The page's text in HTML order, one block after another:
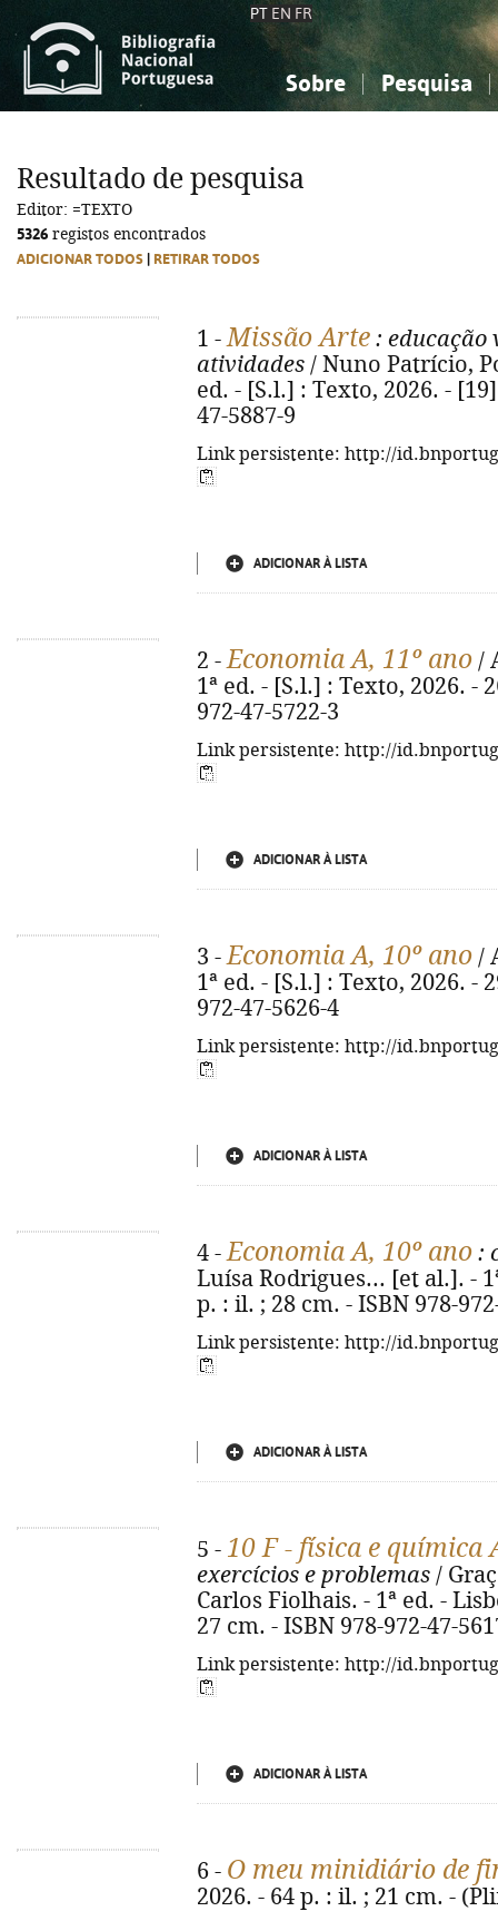
PT EN FR
Sobre Pesquisa
Ciências sociais...
Ciências sociais...
Resultado de pesquisa
Editor: =TEXTO
5326 registos encontrados
ADICIONAR TODOS RETIRAR TODOS
1 -Missão Arte : educação
atividades / Nuno Patrício,
ed. - [S.l.] : Texto, 2026. -
47-5887-9
Link persistente: http://
ADICIONAR À LISTA
2 -Economia A, 11º ano /
1ª ed. - [S.l.] : Texto, 2026. -
972-47-5722-3
Link persistente: http://
ADICIONAR À LISTA
3 -Economia A, 10º ano /
1ª ed. - [S.l.] : Texto, 2026. -
972-47-5626-4
Link persistente: http://
ADICIONAR À LISTA
4 -Economia A, 10º ano :
Luísa Rodrigues... [et al.]. -
p. : il. ; 28 cm. - ISBN 978-
Link persistente: http://
ADICIONAR À LISTA
5 - 10 F - física e química
exercícios e problemas /
Carlos Fiolhais. - 1ª ed. -
27 cm. - ISBN 978-972-47-
Link persistente: http://
ADICIONAR À LISTA
6 - O meu minidiário de
2026. - 64 p. : il. ; 21 cm. -